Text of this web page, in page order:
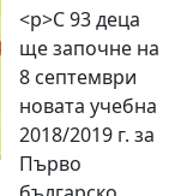
<p>С 93 деца
ще започне на
8 септември
новата учебна
2018/2019 г. за
Първо